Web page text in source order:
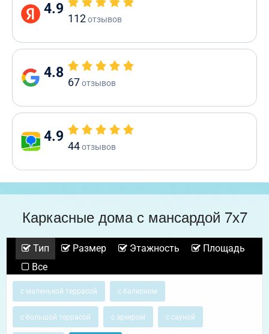
4.9
112отзывов
4.8
67отзывов
4.9
44отзывов
Каркасные дома с мансардой 7х7
Тип Размер Этажность
Площадь
Все
с маленькой террасой с балконом
с большой террасой с эркером с сауной